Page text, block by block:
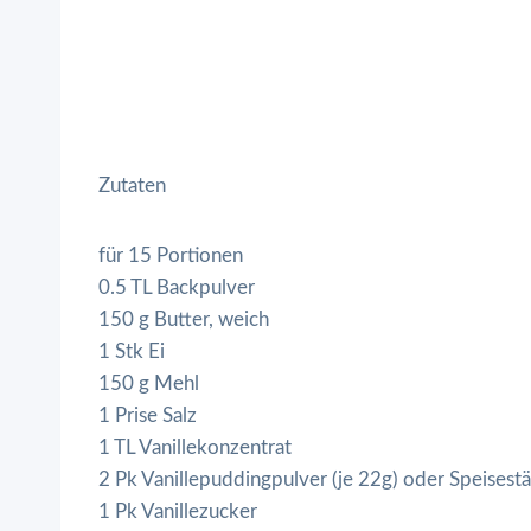
Zutaten
für 15 Portionen
0.5 TL Backpulver
150 g Butter, weich
1 Stk Ei
150 g Mehl
1 Prise Salz
1 TL Vanillekonzentrat
2 Pk Vanillepuddingpulver (je 22g) oder
1 Pk Vanillezucker